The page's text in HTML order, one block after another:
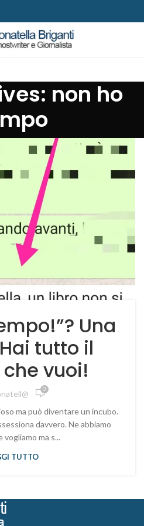
non ho
Una
tutto il
vuoi!
0
ma può diventare un incubo.
davvero. Ne abbiamo
vogliamo ma s...
TUTTO